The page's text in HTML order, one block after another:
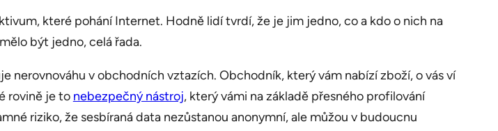
které pohání Internet. Hodně lidí tvrdí, že je jim jedno, co a kdo o nich na
být jedno, celá řada.
nerovnováhu v obchodních vztazích. Obchodník, který vám nabízí zboží, o vás ví
rovině je to nebezpečný nástroj, který vámi na základě přesného profilování
riziko, že sesbíraná data nezůstanou anonymní, ale můžou v budoucnu